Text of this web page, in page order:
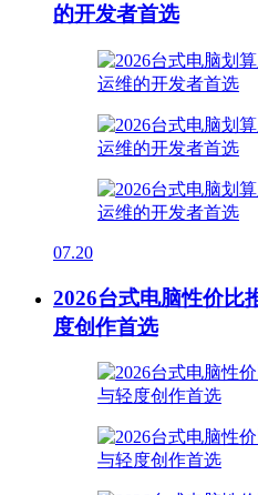
的开发者首选
07.20
2026台式电脑性价比
度创作首选